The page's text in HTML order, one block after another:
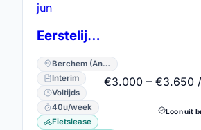
jun
Eerstelijnsmedewerker met kennis Duits Nalatenschappen KBC
Berchem (Antwerpen) · Antwerpen
Interim
Voltijds
40u/week
Fietslease
€3.000 – €3.650
Loon uit